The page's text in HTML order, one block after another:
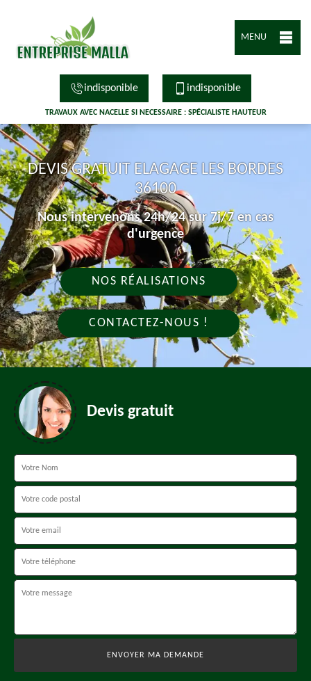
MENU
indisponible indisponible
TRAVAUX AVEC NACELLE SI NECESSAIRE : SPÉCIALISTE HAUTEUR
DEVIS GRATUIT ELAGAGE LES BORDES
36100
Nous intervenons 24h/24 sur 7j/7 en cas
d'urgence
NOS RÉALISATIONS
CONTACTEZ-NOUS !
Devis gratuit